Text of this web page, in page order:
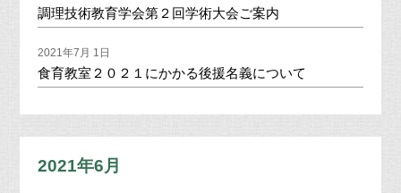
調理技術教育学会第２回学術大会ご案内
2021年7月 1日
食育教室２０２１にかかる後援名義について
2021年6月